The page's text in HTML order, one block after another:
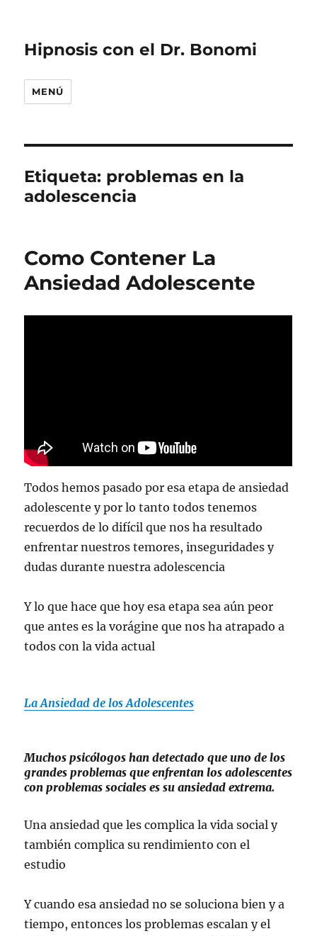
Hipnosis con el Dr. Bonomi
MENÚ
Etiqueta: problemas en la
adolescencia
Como Contener La
Ansiedad Adolescente
Todos hemos pasado por esa etapa de ansiedad
adolescente y por lo tanto todos tenemos
recuerdos de lo difícil que nos ha resultado
enfrentar nuestros temores, inseguridades y
dudas durante nuestra adolescencia
Y lo que hace que hoy esa etapa sea aún peor
que antes es la vorágine que nos ha atrapado a
todos con la vida actual
La Ansiedad de los Adolescentes
Muchos psicólogos han detectado que uno de los
grandes problemas que enfrentan los adolescentes
con problemas sociales es su ansiedad extrema.
Una ansiedad que les complica la vida social y
también complica su rendimiento con el
estudio
Y cuando esa ansiedad no se soluciona bien y a
tiempo, entonces los problemas escalan y el